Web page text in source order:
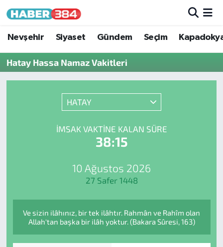
Nevşehir Siyaset Gündem Seçim
Hatay Hassa Namaz Vakitleri
HATAY
İMSAK VAKTINE KALAN SÜRE
38:15
10 Ağustos 2026
27 Safer 1448
Ve sizin ilâhınız, bir tek ilâhtır. Rahmân ve Rahîm olan
Allah'tan başka bir ilâh yoktur. (Bakara Sûresi, 163)
Nöbetçi Eczaneler
Hava Durumu
Son Dakika Haberleri